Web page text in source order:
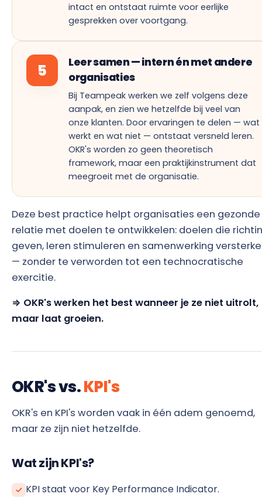
intact en ontstaat ruimte voor eerlijke
gesprekken over voortgang.
5
Leer samen — intern én met andere
organisaties
Bij Teampeak werken we zelf volgens deze
aanpak, en zien we hetzelfde bij veel van
onze klanten. Door ervaringen te delen — wat
werkt en wat niet — ontstaat versneld leren.
OKR's worden zo geen theoretisch
framework, maar een praktijkinstrument dat
meegroeit met de organisatie.
Deze best practice helpt organisaties een gezonde
relatie met doelen te ontwikkelen: doelen die
geven, leren stimuleren en samenwerking
— zonder te verworden tot een technocratische
exercitie.
⇒ OKR's werken het best wanneer je ze niet uitrolt,
maar laat groeien.
OKR's vs.KPI's
OKR's en KPI's worden vaak in één adem genoemd,
maar ze zijn niet hetzelfde.
Wat zijn KPI's?
KPI staat voor Key Performance Indicator.